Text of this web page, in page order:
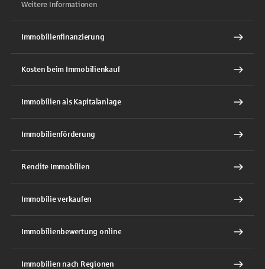
Weitere Informationen
Immobilienfinanzierung
Kosten beim Immobilienkauf
Immobilien als Kapitalanlage
Immobilienförderung
Rendite Immobilien
Immobilie verkaufen
Immobilienbewertung online
Immobilien nach Regionen